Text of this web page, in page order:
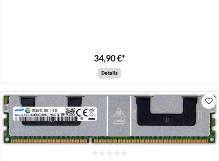
34,90 €*
Details